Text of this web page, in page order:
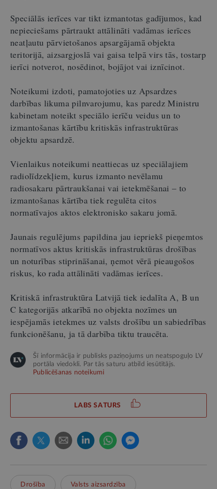
Speciālās ierīces var tikt izmantotas gadījumos, kad
nepieciešams pārtraukt attālināti vadāmas ierīces
neatļautu pārvietošanos apsargājamā objekta
teritorijā, aizsargjoslā vai gaisa telpā virs tās, tostarp
ierīci notverot, nosēdinot, bojājot vai iznīcinot.
Noteikumi izdoti, pamatojoties uz Apsardzes
darbības likuma pilnvarojumu, kas paredz Ministru
kabinetam noteikt speciālo ierīču veidus un to
izmantošanas kārtību kritiskās infrastruktūras
objektu apsardzē.
Vienlaikus noteikumi neattiecas uz speciālajiem
radiolīdzekļiem, kurus izmanto nevēlamu
radiosakaru pārtraukšanai vai ietekmēšanai – to
izmantošanas kārtība tiek regulēta citos
normatīvajos aktos elektronisko sakaru jomā.
Jaunais regulējums papildina jau iepriekš pieņemtos
normatīvos aktus kritiskās infrastruktūras drošības
un noturības stiprināšanai, ņemot vērā pieaugošos
riskus, ko rada attālināti vadāmas ierīces.
Kritiskā infrastruktūra Latvijā tiek iedalīta A, B un
C kategorijās atkarībā no objekta nozīmes un
iespējamās ietekmes uz valsts drošību un sabiedrības
funkcionēšanu, ja tā darbība tiktu traucēta.
Šī informācija ir publisks paziņojums un neatspoguļo LV
portāla viedokli. Par tās saturu atbild iesūtītājs.
Publicēšanas noteikumi
LABS SATURS
Drošība Valsts aizsardzība